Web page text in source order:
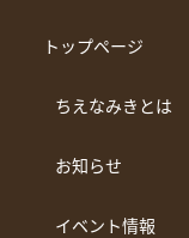
トップページ
ちえなみきとは
お知らせ
イベント情報